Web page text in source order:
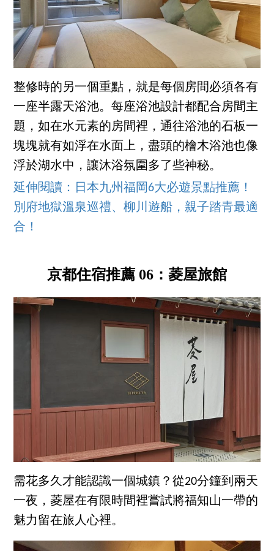
整修時的另一個重點，就是每個房間必須各有
一座半露天浴池。每座浴池設計都配合房間主
題，如在水元素的房間裡，通往浴池的石板一
塊塊就有如浮在水面上，盡頭的檜木浴池也像
浮於湖水中，讓沐浴氛圍多了些神秘。
延伸閱讀：日本九州福岡6大必遊景點推薦！
別府地獄溫泉巡禮、柳川遊船，親子踏青最適
合！
京都住宿推薦 06：菱屋旅館
需花多久才能認識一個城鎮？從20分鐘到兩天
一夜，菱屋在有限時間裡嘗試將福知山一帶的
魅力留在旅人心裡。